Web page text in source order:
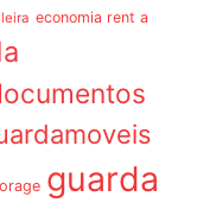
economia rent a
guarda